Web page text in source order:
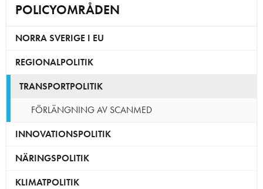
POLICYOMRÅDEN
NORRA SVERIGE I EU
REGIONALPOLITIK
TRANSPORTPOLITIK
FÖRLÄNGNING AV SCANMED
INNOVATIONSPOLITIK
NÄRINGSPOLITIK
KLIMATPOLITIK